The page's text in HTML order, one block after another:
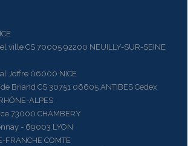
CS 70005 92200 NEUILLY-SUR-SEINE
Joffre 06000 NICE
CS 30751 06605 ANTIBES Cedex
ALPES
73000 CHAMBERY
- 69003 LYON
FRANCHE COMTE